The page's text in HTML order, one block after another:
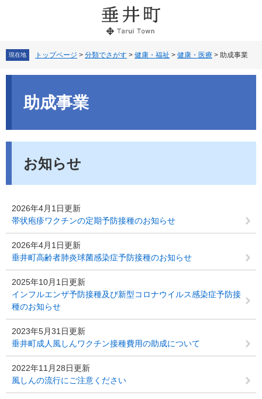
文
へ
現在地 トップページ > 分類でさがす > 健康・福祉 > 健康・医療 > 助成事業
助成事業
お知らせ
2026年4月1日更新
帯状疱疹ワクチンの定期予防接種のお知らせ
2026年4月1日更新
垂井町高齢者肺炎球菌感染症予防接種のお知らせ
2025年10月1日更新
インフルエンザ予防接種及び新型コロナウイルス感染症予防接
種のお知らせ
2023年5月31日更新
垂井町成人風しんワクチン接種費用の助成について
2022年11月28日更新
風しんの流行にご注意ください